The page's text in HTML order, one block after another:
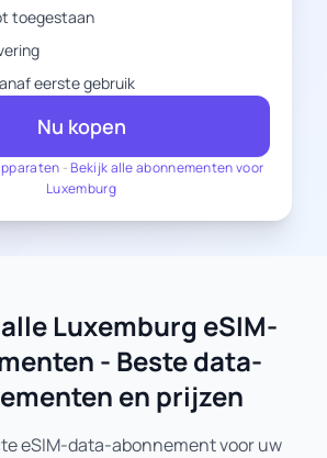
-Bekijk alle abonnementen voor
Luxemburg
toegestaan
eerste gebruik
Nu kopen
Luxemburg eSIM-
- Beste data-
en prijzen
eSIM-data-abonnement voor uw